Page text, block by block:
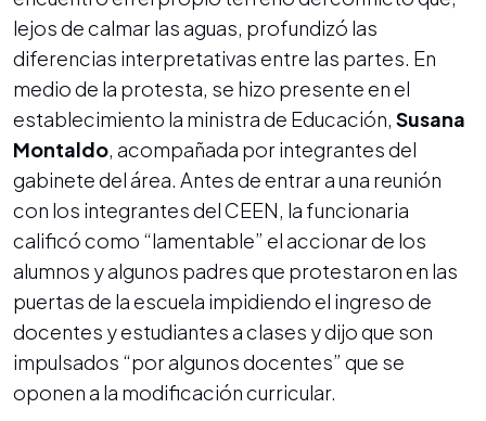
lejos de calmar las aguas, profundizó las
diferencias interpretativas entre las partes. En
medio de la protesta, se hizo presente en el
establecimiento la ministra de Educación, Susana
Montaldo , acompañada por integrantes del
gabinete del área. Antes de entrar a una reunión
con los integrantes del CEEN, la funcionaria
calificó como “lamentable” el accionar de los
alumnos y algunos padres que protestaron en las
puertas de la escuela impidiendo el ingreso de
docentes y estudiantes a clases y dijo que son
impulsados “por algunos docentes” que se
oponen a la modificación curricular.